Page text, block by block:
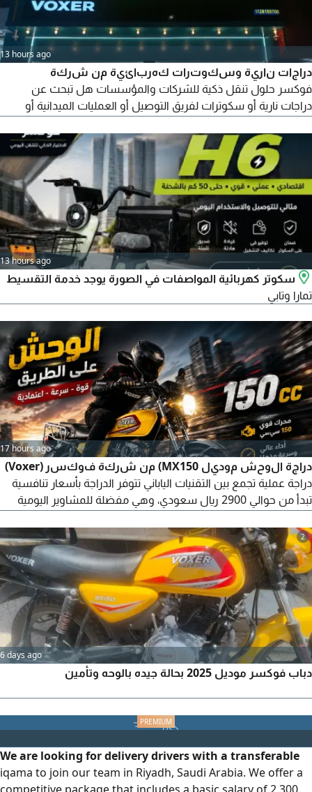
13 hours ago
دراجات نارية وسكوترات كهربائية من شركة
فوكسر حلول تنقل ذكية للشركات والمؤسسات هل تبحث عن
دراجات نارية أو سكوترات لفريق التوصيل أو العمليات الميدانية أو
خاصة للكميات دراجات مناسبة للتوصيل والخدمات اللوجستية
استهلاك اقتصادي للوقود وسكوترات كهربائية دعم وخدمة ما بعد
البيع سرعة في التعامل والتسليم مناسبة ل amp bull شركات
التوصيل المطاعم والكافيهات
13 hours ago
سكوتر كهربائية المواصفات في الصورة يوجد خدمة التقسيط
تمارا وتابي
17 hours ago
دراجة الوحش موديل MX150) من شركة فوكسر (Voxer)
دراجة عملية تجمع بين التقنيات الياباني تتوفر الدراجة بأسعار تنافسية
تبدأ من حوالي 2900 ريال سعودي، وهي مفضلة للمشاوير اليومية
بقوة 12 حصانا، ويتميز بتبريد هوائي استهلاك الوقود اقتصادي جدا،
حيث تقطع حوالي 40 كيلو متر لكل لتر خزان الوقود 12 حصانا ضمان
سنة أو 12 ألف كيلو كما يوجد لدينا سكوتر
2
6 days ago
دباب فوكسر موديل 2025 بحالة جيده بالوحه وتأمين
We are looking for delivery drivers with a transferable
iqama to join our team in Riyadh, Saudi Arabia. We offer a